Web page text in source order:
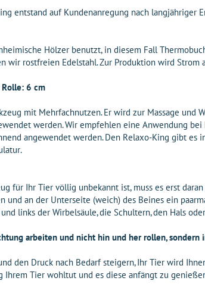
entstand auf Kundenanregung nach
Hölzer benutzt, in diesem Fall
wir rostfreien Edelstahl. Zur Produktion wird Strom
6 cm
mit Mehrfachnutzen. Er wird zur Massage und
werden. Wir empfehlen eine Anwendung
angewendet werden. Den Relaxo-King gibt
für Ihr Tier völlig unbekannt ist, muss es erst
und an der Unterseite (weich) des Beines ein
links der Wirbelsäule, die Schultern, den Hals
arbeiten und nicht hin und her rollen, sondern
den Druck nach Bedarf steigern, Ihr Tier wird
Ihrem Tier wohltut und es diese anfängt zu